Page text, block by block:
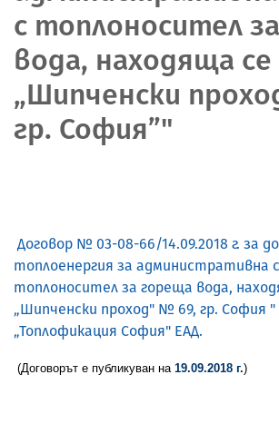
с топлоносител
вода, находяща се
„Шипченски
гр. София”"
Договор № 03-08-66/14.09.2018 г. за
топлоенергия за административна
топлоносител за гореща вода,
„Шипченски проход" № 69, гр. София
„Топлофикация София" ЕАД.
(Договорът е публикуван на 19.09.2018 г.)